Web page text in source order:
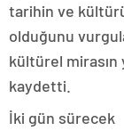
tarihin ve
olduğunu
kültürel mirasın
kaydetti.
İki gün sürecek